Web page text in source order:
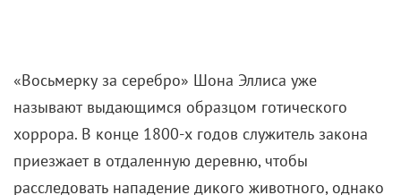
«Восьмерку за серебро» Шона Эллиса уже
называют выдающимся образцом готического
хоррора. В конце 1800-х годов служитель закона
приезжает в отдаленную деревню, чтобы
расследовать нападение дикого животного, однако